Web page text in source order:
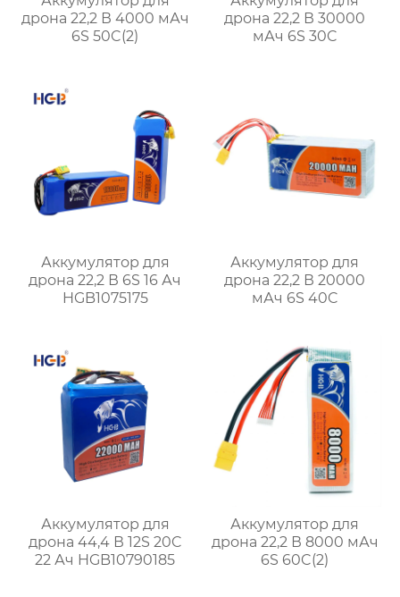
дрона 22,2 В 4000 мАч
6S 50C(2)
дрона 22,2 В 30000
мАч 6S 30C
Аккумулятор для
дрона 22,2 В 6S 16 Ач
HGB1075175
Аккумулятор для
дрона 22,2 В 20000
мАч 6S 40C
Аккумулятор для
дрона 44,4 В 12S 20C
22 Ач HGB10790185
Аккумулятор для
дрона 22,2 В 8000 мАч
6S 60C(2)